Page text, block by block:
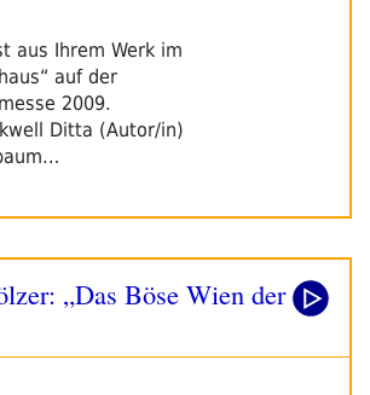
aus Ihrem Werk im
auf der
2009.
Ditta (Autor/in)
„Das Böse Wien der